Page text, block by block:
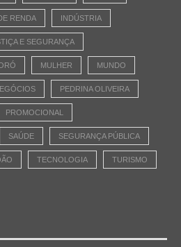
RENDA INDÚSTRIA
E SEGURANÇA
MULHER MUNDO
PEDRINA OLIVEIRA
PROMOCIONAL
SAÚDE SEGURANÇA PÚBLICA
TECNOLOGIA TURISMO